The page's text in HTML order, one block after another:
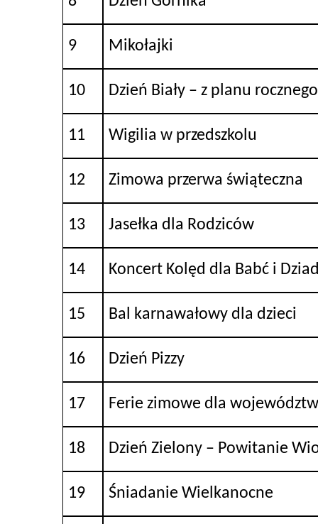
9 Mikołajki
10 Dzień Biały – z planu rocznego
11 Wigilia w przedszkolu
12 Zimowa przerwa świąteczna
13 Jasełka dla Rodziców
14 Koncert Kolęd dla Babć i
15 Bal karnawałowy dla dzieci
16 Dzień Pizzy
17 Ferie zimowe dla
18 Dzień Zielony – Powitanie
19 Śniadanie Wielkanocne